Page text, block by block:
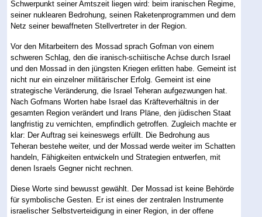
Schwerpunkt seiner Amtszeit liegen wird: beim iranischen Regime,
seiner nuklearen Bedrohung, seinen Raketenprogrammen und dem
Netz seiner bewaffneten Stellvertreter in der Region.
Vor den Mitarbeitern des Mossad sprach Gofman von einem
schweren Schlag, den die iranisch-schiitische Achse durch Israel
und den Mossad in den jüngsten Kriegen erlitten habe. Gemeint ist
nicht nur ein einzelner militärischer Erfolg. Gemeint ist eine
strategische Veränderung, die Israel Teheran aufgezwungen hat.
Nach Gofmans Worten habe Israel das Kräfteverhältnis in der
gesamten Region verändert und Irans Pläne, den jüdischen Staat
langfristig zu vernichten, empfindlich getroffen. Zugleich machte er
klar: Der Auftrag sei keineswegs erfüllt. Die Bedrohung aus
Teheran bestehe weiter, und der Mossad werde weiter im Schatten
handeln, Fähigkeiten entwickeln und Strategien entwerfen, mit
denen Israels Gegner nicht rechnen.
Diese Worte sind bewusst gewählt. Der Mossad ist keine Behörde
für symbolische Gesten. Er ist eines der zentralen Instrumente
israelischer Selbstverteidigung in einer Region, in der offene